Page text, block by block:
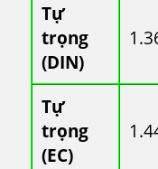
Tự
trọng
(DIN)
Tự
trọng
(EC)